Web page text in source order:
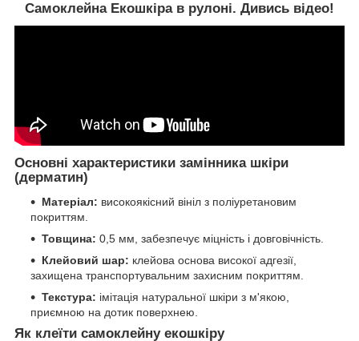
Самоклейна Екошкіра в рулоні. Дивись відео!
Основні характеристики замінника шкіри
(дерматин)
Матеріал: високоякісний вініл з поліуретановим
покриттям.
Товщина: 0,5 мм, забезпечує міцність і довговічність.
Клейовий шар: клейова основа високої адгезії,
захищена транспортувальним захисним покриттям.
Текстура: імітація натуральної шкіри з м'якою,
приємною на дотик поверхнею.
Як клеїти самоклейну екошкіру